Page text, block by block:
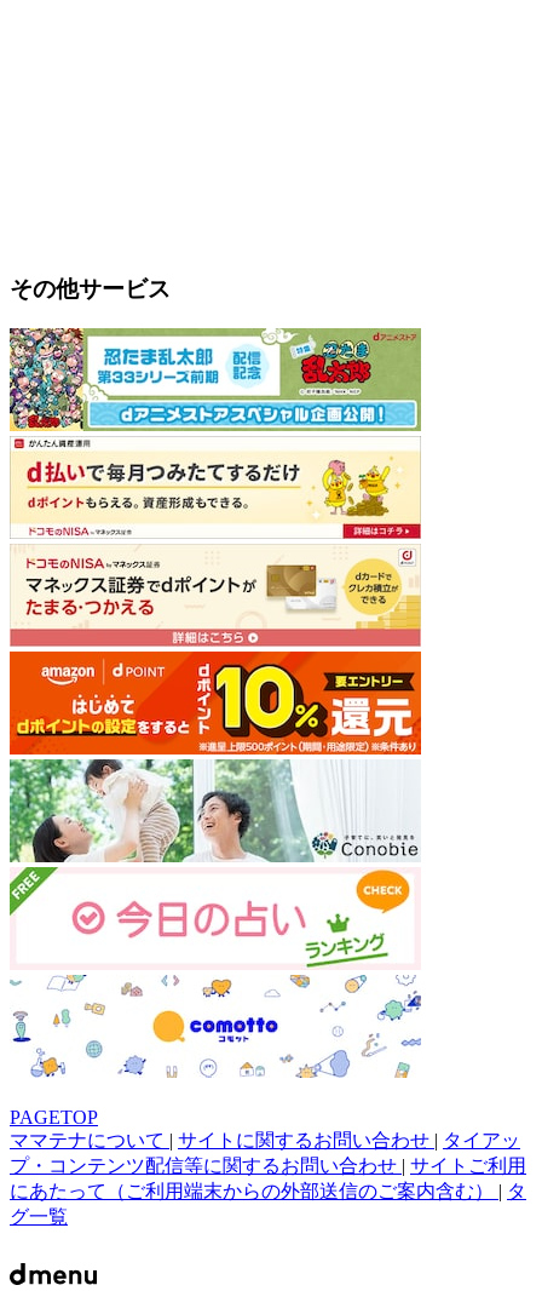
その他サービス
PAGETOP
ママテナについて | サイトに関するお問い合わせ | タイアッ
プ・コンテンツ配信等に関するお問い合わせ | サイトご利用
にあたって（ご利用端末からの外部送信のご案内含む） | タ
グ一覧